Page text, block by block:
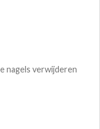
nagels verwijderen